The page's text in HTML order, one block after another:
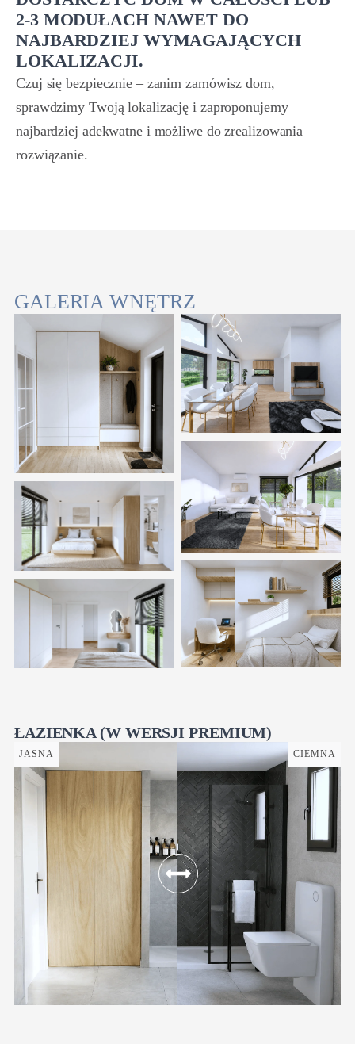
2-3 MODUŁACH NAWET DO
NAJBARDZIEJ WYMAGAJĄCYCH
LOKALIZACJI.
Czuj się bezpiecznie – zanim zamówisz dom,
sprawdzimy Twoją lokalizację i zaproponujemy
najbardziej adekwatne i możliwe do zrealizowania
rozwiązanie.
GALERIA WNĘTRZ
ŁAZIENKA (W WERSJI PREMIUM)
JASNA CIEMNA